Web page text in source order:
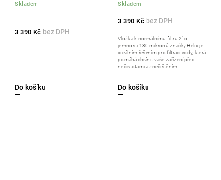
Skladem
3 390 Kč
Do košíku
Skladem
3 390 Kč
Do košíku
Vložka k normálnímu filtru 2" o
jemnosti 130 mikronů značky Helix je
ideálním řešením pro filtraci vody, která
pomáhá chránit vaše zařízení před
nečistotami a znečištěním....